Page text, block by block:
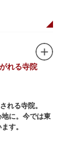
池を訪れま
朝の不忍池を
、「鵜の池」
す。大都会の中
いの時間をお
れる寺院
れる寺院。
地に。今では東
す。
提灯と風神雷